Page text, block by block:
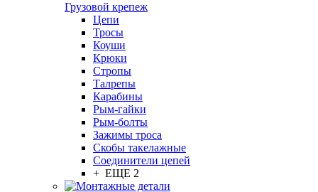
Грузовой крепеж
Цепи
Тросы
Коуши
Крюки
Стропы
Талрепы
Карабины
Рым-гайки
Рым-болты
Зажимы троса
Скобы такелажные
Соединители цепей
+ ЕЩЕ 2